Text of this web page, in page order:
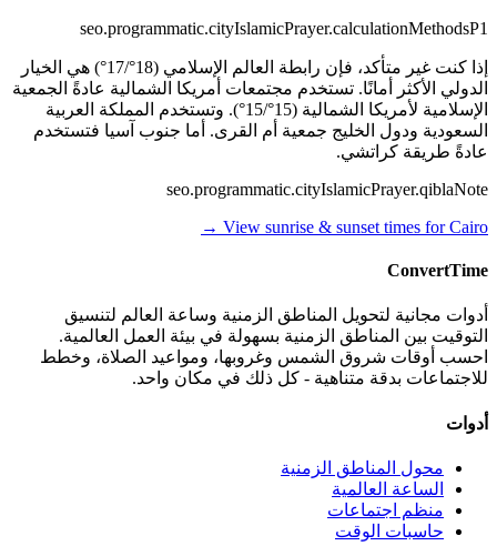
seo.programmatic.cityIslamicPrayer.calculationMethodsP1
إذا كنت غير متأكد، فإن رابطة العالم الإسلامي (18°/17°) هي الخيار
الدولي الأكثر أمانًا. تستخدم مجتمعات أمريكا الشمالية عادةً الجمعية
الإسلامية لأمريكا الشمالية (15°/15°). وتستخدم المملكة العربية
السعودية ودول الخليج جمعية أم القرى. أما جنوب آسيا فتستخدم
عادةً طريقة كراتشي.
seo.programmatic.cityIslamicPrayer.qiblaNote
View sunrise & sunset times forCairo
→
ConvertTime
أدوات مجانية لتحويل المناطق الزمنية وساعة العالم لتنسيق
التوقيت بين المناطق الزمنية بسهولة في بيئة العمل العالمية.
احسب أوقات شروق الشمس وغروبها، ومواعيد الصلاة، وخطط
للاجتماعات بدقة متناهية - كل ذلك في مكان واحد.
أدوات
محول المناطق الزمنية
الساعة العالمية
منظم اجتماعات
حاسبات الوقت